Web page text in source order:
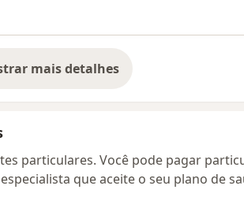
mais detalhes
sobre o endereço
particulares. Você pode pagar
que aceite o seu plano de